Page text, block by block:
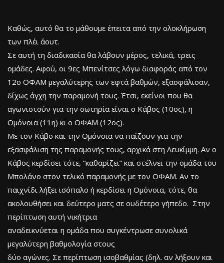
Καθώς, αυτό θα το μάθουμε έπειτα από την ολοκλήρωση
των πλέι άουτ.
Σε αυτή τη διαδικασία θα λάβουν μέρος, τελικά, τρεις
ομάδες. Αφού, οι 9ες Μπενίτσες λόγω διαφοράς από τον
12ο ΟΦΑΜ μεγαλύτερης των εφτά βαθμών, εξασφάλισαν,
δίχως άγχη την παραμονή τους. Έτσι, εκείνοι που θα
αγωνιστούν για την σωτηρία είναι ο Κάβος (10ος), η
Ομόνοια (11η) κι ο ΟΦΑΜ (12ος).
Με τον Κάβο και την Ομόνοια να παίζουν για την
εξασφάλιση της παραμονής τους, αρχικά στη Λευκίμμη. Αν ο
Κάβος κερδίσει τότε, “καθαρίζει” και στέλνει την ομάδα του
Μπολάνο στον τελικό παραμονής με τον ΟΦΑΜ. Αν το
παιχνίδι λήξει ισόπαλο ή κερδίσει η Ομόνοια, τότε, θα
ακολουθήσει και δεύτερο ματς σε ουδέτερο γήπεδο. Στην
περίπτωση αυτή νικήτρια
αναδεικνύεται η ομάδα που συγκέντρωσε συνολικά
μεγαλύτερη βαθμολογία στους
δύο αγώνες. Σε περίπτωση ισοβαθμίας (δηλ. αν λήξουν και